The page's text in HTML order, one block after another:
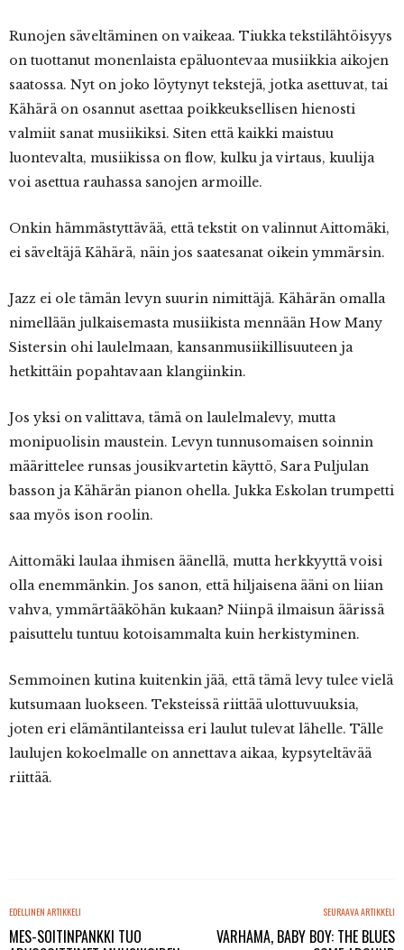
Runojen säveltäminen on vaikeaa. Tiukka tekstilähtöisyys
on tuottanut monenlaista epäluontevaa musiikkia aikojen
saatossa. Nyt on joko löytynyt tekstejä, jotka asettuvat, tai
Kähärä on osannut asettaa poikkeuksellisen hienosti
valmiit sanat musiikiksi. Siten että kaikki maistuu
luontevalta, musiikissa on flow, kulku ja virtaus, kuulija
voi asettua rauhassa sanojen armoille.
Onkin hämmästyttävää, että tekstit on valinnut Aittomäki,
ei säveltäjä Kähärä, näin jos saatesanat oikein ymmärsin.
Jazz ei ole tämän levyn suurin nimittäjä. Kähärän omalla
nimellään julkaisemasta musiikista mennään How Many
Sistersin ohi laulelmaan, kansanmusiikillisuuteen ja
hetkittäin popahtavaan klangiinkin.
Jos yksi on valittava, tämä on laulelmalevy, mutta
monipuolisin maustein. Levyn tunnusomaisen soinnin
määrittelee runsas jousikvartetin käyttö, Sara Puljulan
basson ja Kähärän pianon ohella. Jukka Eskolan trumpetti
saa myös ison roolin.
Aittomäki laulaa ihmisen äänellä, mutta herkkyyttä voisi
olla enemmänkin. Jos sanon, että hiljaisena ääni on liian
vahva, ymmärtääköhän kukaan? Niinpä ilmaisun äärissä
paisuttelu tuntuu kotoisammalta kuin herkistyminen.
Semmoinen kutina kuitenkin jää, että tämä levy tulee vielä
kutsumaan luokseen. Teksteissä riittää ulottuvuuksia,
joten eri elämäntilanteissa eri laulut tulevat lähelle. Tälle
laulujen kokoelmalle on annettava aikaa, kypsyteltävää
riittää.
EDELLINEN ARTIKKELI
MES-SOITINPANKKI TUO
SEURAAVA ARTIKKELI
VARHAMA, BABY BOY: THE BLUES